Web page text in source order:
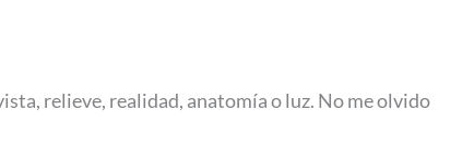
relieve, realidad, anatomía o luz. No me olvido